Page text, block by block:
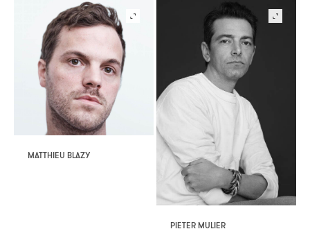
MATTHIEU BLAZY
PIETER MULIER